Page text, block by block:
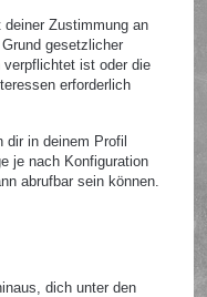
deiner Zustimmung an
gesetzlicher
verpflichtet ist oder die
erforderlich
in deinem Profil
je nach Konfiguration
abrufbar sein können.
dich unter den